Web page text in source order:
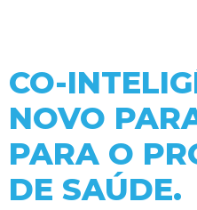
CO-
NOVO
PARA O
DE SAÚDE.